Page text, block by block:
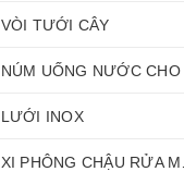
VÒI TƯỚI CÂY
LƯỚI INOX